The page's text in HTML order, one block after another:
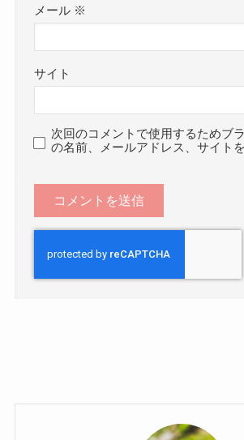
メール ※
サイト
次回のコメントで使用するためブ
の名前、メールアドレス、サイト